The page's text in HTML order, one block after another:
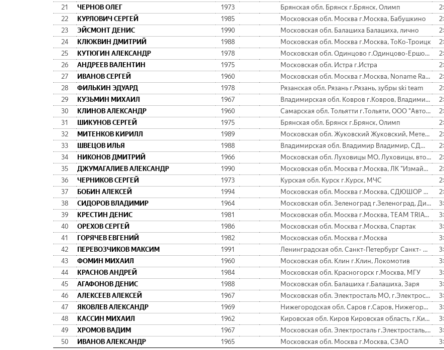
21
ЧЕРНОВ ОЛЕГ 1973 Брянская обл. Брянск г.Брянск, Олимп
22
КУРЛОВИЧ СЕРГЕЙ 1985 Московская обл. Москва г.Москва, Бабушкино
23
ЭЙСМОНТ ДЕНИС 1990 Московская обл. Балашиха Балашиха, лично
24
КЛЮКВИН ДМИТРИЙ 1988 Московская обл. Москва г.Москва, ТоКо-Троицк
25
КУТЮГИН АЛЕКСАНДР 1978 Московская обл. Одинцово г.Одинцово-Ершово, Динамо
26
АНДРЕЕВ ВАЛЕНТИН 1975 Московская обл. Истра г.Истра
27
ИВАНОВ СЕРГЕЙ 1960 Московская обл. Москва г.Москва, Noname Racing Team
28
ФИЛЬКИН ЭДУАРД 1978 Рязанская обл. Рязань г.Рязань, зубры ski team
29
КУЗЬМИН МИХАИЛ 1967 Владимирская обл. Ковров г.Ковров, Владимирская обл., СКиД
30
КЛИНОВ АЛЕКСАНДР 1960 Самарская обл. Тольятти г.Тольяти, ООО "Авто ВАЗ"
31
ШИКУНОВ СЕРГЕЙ 1975 Брянская обл. Брянск г.Брянск, Олимп
32
МИТЕНКОВ КИРИЛЛ 1989 Московская обл. Жуковский Жуковский, Метеор
33
ШВЕЦОВ ИЛЬЯ 1988 Владимирская обл. Владимир Владимир, СДЮШОР №3 им. Прокуророва
34
НИКОНОВ ДМИТРИЙ 1966 Московская обл. Луховицы МО, Луховицы, второе дыхание
35
ДЖУМАГАЛИЕВ АЛЕКСАНДР 1990 Московская обл. Москва г.Москва, ЛК "Измайлово"
36
ЧЕРНИКОВ СЕРГЕЙ 1973 Курская обл. Курск г.Курск, МЧС
37
БОБИН АЛЕКСЕЙ 1994 Московская обл. Москва г.Москва, СДЮШОР Бабушкино № 81
38
СИДОРОВ ВЛАДИМИР 1964 Московская обл. Зеленоград г.Зеленоград, Динамо
39
КРЕСТИН ДЕНИС 1981 Московская обл. Москва г.Москва, TEAM TRIATHLON
40
ОРЕХОВ СЕРГЕЙ 1986 Московская обл. Москва г.Москва, Спартак
41
ГОРЯЧЕВ ЕВГЕНИЙ 1982 Московская обл. Москва г.Москва
42
ПЕРЕВОЗЧИКОВ МАКСИМ 1991 Ленинградская обл. Санкт-Петербург Санкт- Петербург
43
ФОМИН МИХАИЛ 1960 Московская обл. Клин г.Клин, Локомотив
44
КРАСНОВ АНДРЕЙ 1984 Московская обл. Красногорск г.Москва, МГУ
45
АГАФОНОВ ДЕНИС 1988 Московская обл. Балашиха г.Балашиха, Заря
46
АЛЕКСЕЕВ АЛЕКСЕЙ 1967 Московская обл. Электросталь МО, г.Электросталь, ГЛЦ
47
ЯКОВЛЕВ АЛЕКСАНДР 1969 Нижегородская обл. Саров г.Саров, Нижегородская обл.,РФЯЦ-ВНИИЭФ
48
КАССИН МИХАИЛ 1962 Кировская обл. Киров Кировская область, г.Киров, Вятка
49
ХРОМОВ ВАДИМ 1967 Московская обл. Электросталь г.Электросталь, клуб "Солонога"
50
ИВАНОВ АЛЕКСАНДР 1965 Московская обл. Москва г.Москва, СЗАО